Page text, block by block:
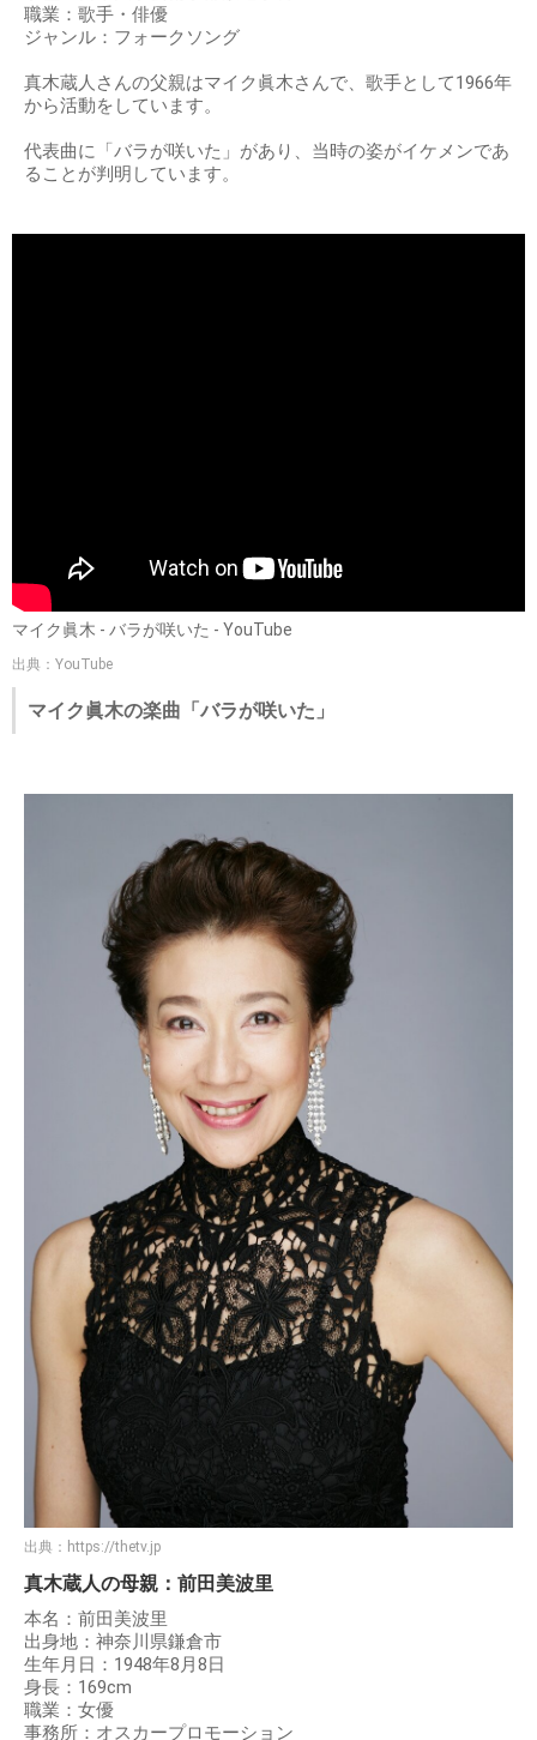
職業：歌手・俳優
ジャンル：フォークソング
真木蔵人さんの父親はマイク眞木さんで、歌手として1966年
から活動をしています。
代表曲に「バラが咲いた」があり、当時の姿がイケメンであ
ることが判明しています。
マイク眞木 - バラが咲いた - YouTube
出典：YouTube
マイク眞木の楽曲「バラが咲いた」
出典： https://thetv.jp
真木蔵人の母親：前田美波里
本名：前田美波里
出身地：神奈川県鎌倉市
生年月日：1948年8月8日
身長：169cm
職業：女優
事務所：オスカープロモーション